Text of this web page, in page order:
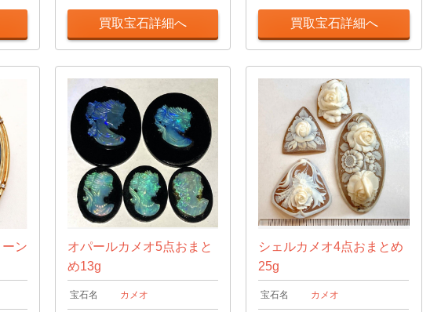
買取宝石詳細へ 買取宝石詳細へ
ン
オパールカメオ5点おまと
め13g
宝石名 カメオ
シェルカメオ4点おまとめ
25g
宝石名 カメオ